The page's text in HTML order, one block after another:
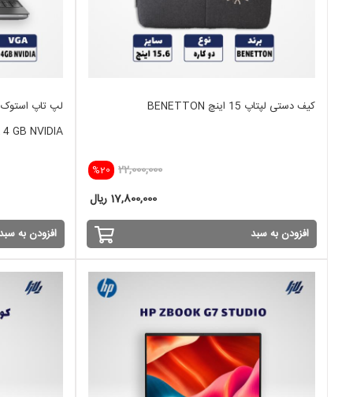
کیف دستی لپتاپ 15 اینچ BENETTON
%20 22,000,000
17,800,000 ریال
افزودن به سبد
GB NVIDIA
افزودن به سبد